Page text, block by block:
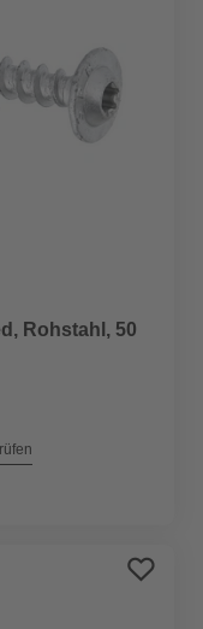
Rohstahl, 50